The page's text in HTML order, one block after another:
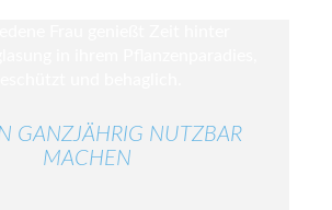
GANZJÄHRIG NUTZBAR
MACHEN